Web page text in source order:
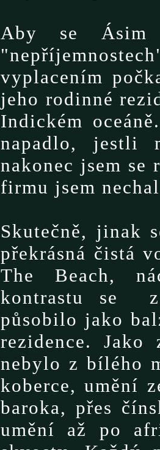
Aby se
vyplacením
jeho rodinné
Indickém
napadlo, jestli
nakonec jsem se
firmu jsem
Skutečně, jinak
překrásná čistá
The Beach,
kontrastu se
působilo jako
rezidence.
nebylo z bílého
koberce, umění
baroka, přes
umění až po